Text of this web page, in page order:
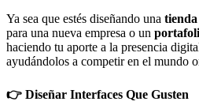
Ya sea que estés diseñando una
para una nueva empresa o un
haciendo tu aporte a la presencia
ayudándolos a competir en el mundo
👉 Diseñar Interfaces Que Gusten